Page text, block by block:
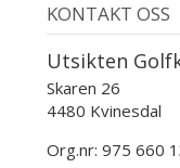
KONTAKT OSS
Utsikten
Skaren 26
4480 Kvinesdal
Org.nr: 975 660